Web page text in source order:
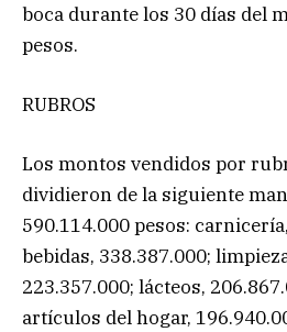
boca durante los 30 días del
pesos.
RUBROS
Los montos vendidos por
dividieron de la siguiente
590.114.000 pesos:
bebidas, 338.387.000;
223.357.000; lácteos,
artículos del hogar,